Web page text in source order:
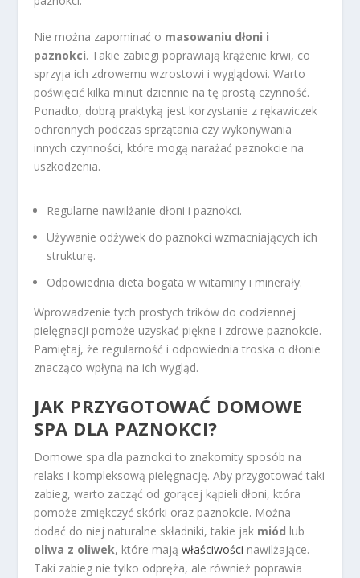
Nie można zapominać o masowaniu dłoni i
paznokci. Takie zabiegi poprawiają krążenie krwi, co
sprzyja ich zdrowemu wzrostowi i wyglądowi. Warto
poświęcić kilka minut dziennie na tę prostą czynność.
Ponadto, dobrą praktyką jest korzystanie z rękawiczek
ochronnych podczas sprzątania czy wykonywania
innych czynności, które mogą narażać paznokcie na
uszkodzenia.
Regularne nawilżanie dłoni i paznokci.
Używanie odżywek do paznokci wzmacniających ich
strukturę.
Odpowiednia dieta bogata w witaminy i minerały.
Wprowadzenie tych prostych trików do codziennej
pielęgnacji pomoże uzyskać piękne i zdrowe paznokcie.
Pamiętaj, że regularność i odpowiednia troska o dłonie
znacząco wpłyną na ich wygląd.
JAK PRZYGOTOWAĆ DOMOWE
SPA DLA PAZNOKCI?
Domowe spa dla paznokci to znakomity sposób na
relaks i kompleksową pielęgnację. Aby przygotować taki
zabieg, warto zacząć od gorącej kąpieli dłoni, która
pomoże zmiękczyć skórki oraz paznokcie. Można
dodać do niej naturalne składniki, takie jak miód lub
oliwa z oliwek, które mająwłaściwości nawilżające.
Taki zabieg nie tylko odpręża, ale również poprawia